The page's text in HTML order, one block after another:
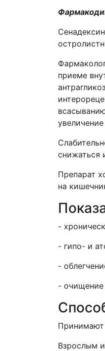
приеме
снижаться
Препарат
на
-
- гипо- и
-
- очищение
Принимают
Взрослым